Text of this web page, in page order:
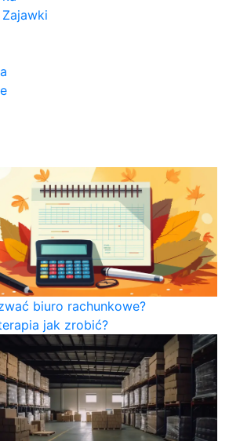
biuro rachunkowe?
jak zrobić?